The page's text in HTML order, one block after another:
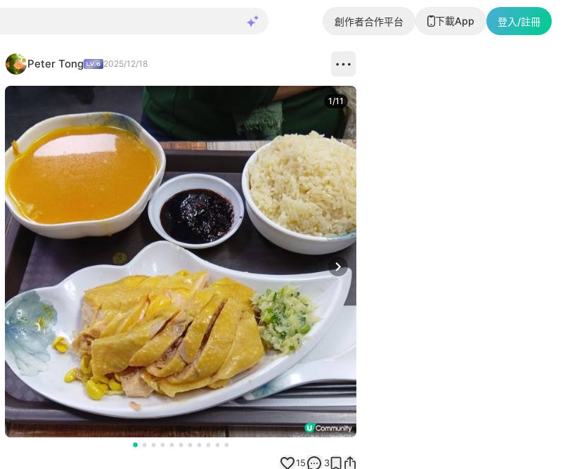
創作者合作平台 下載App 登入/註冊
Peter Tong 2025/12/18
Next slide
1/11
15 3